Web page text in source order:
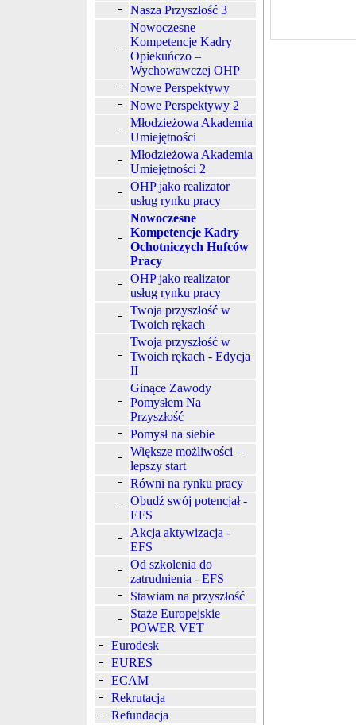
Nasza Przyszłość 3
Nowoczesne
Kompetencje Kadry
Opiekuńczo –
Wychowawczej OHP
Nowe Perspektywy
Nowe Perspektywy 2
Młodzieżowa Akademia
Umiejętności
Młodzieżowa Akademia
Umiejętności 2
OHP jako realizator
usług rynku pracy
Nowoczesne
Kompetencje Kadry
Ochotniczych Hufców
Pracy
OHP jako realizator
usług rynku pracy
Twoja przyszłość w
Twoich rękach
Twoja przyszłość w
Twoich rękach - Edycja
II
Ginące Zawody
Pomysłem Na
Przyszłość
Pomysł na siebie
Większe możliwości –
lepszy start
Równi na rynku pracy
Obudź swój potencjał -
EFS
Akcja aktywizacja -
EFS
Od szkolenia do
zatrudnienia - EFS
Stawiam na przyszłość
Staże Europejskie
POWER VET
Eurodesk
EURES
ECAM
Rekrutacja
Refundacja